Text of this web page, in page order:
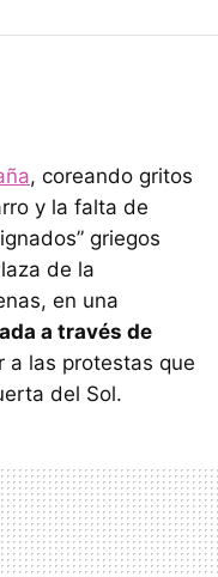
, coreando gritos
y la falta de
griegos
de la
en una
a través de
a las protestas que
del Sol.